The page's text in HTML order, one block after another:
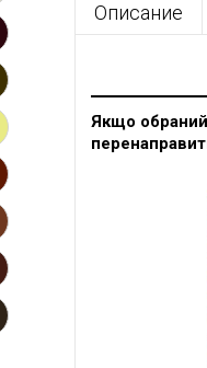
Описание
Якщо обраний